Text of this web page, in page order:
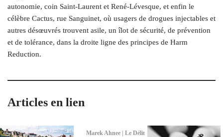
autonomie, coin Saint-Laurent et René-Lévesque, et enfin le
célèbre Cactus, rue Sanguinet, où usagers de drogues injectables et
autres désœuvrés trouvent asile, un îlot de sécurité, de prévention
et de tolérance, dans la droite ligne des principes de Harm
Reduction.
Articles en lien
Marek Ahnee | Le Délit